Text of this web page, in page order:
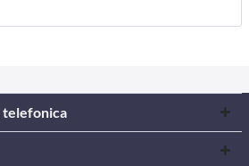
telefonica